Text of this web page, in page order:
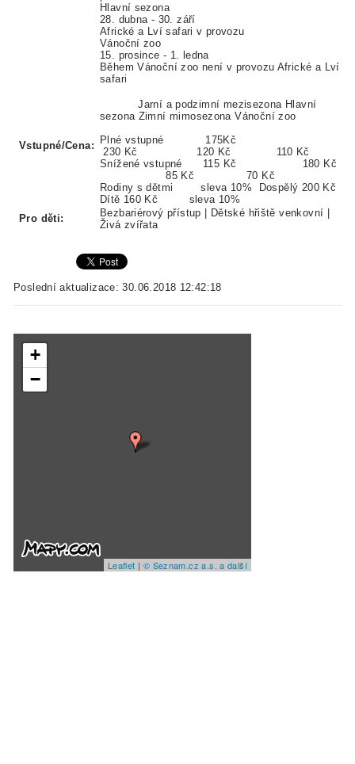
Hlavní sezona
28. dubna - 30. září
Africké a Lví safari v provozu
Vánoční zoo
15. prosince - 1. ledna
Během Vánoční zoo není v provozu Africké a Lví
safari
Vstupné/Cena:
Jarní a podzimní mezisezona Hlavní
sezona Zimní mimosezona Vánoční zoo
Plné vstupné 175Kč
230 Kč 120 Kč 110 Kč
Snížené vstupné 115 Kč 180 Kč
85 Kč 70 Kč
Rodiny s dětmi sleva 10%
Dospělý 200 Kč
Dítě 160 Kč sleva 10%
Pro děti:
Bezbariérový přístup | Dětské hřiště venkovní |
Živá zvířata
Poslední aktualizace: 30.06.2018 12:42:18
+
−
Leaflet | © Seznam.cz a.s. a další